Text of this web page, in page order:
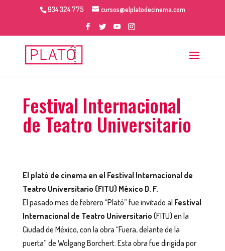
934 324 775 cursos@elplatodecinema.com
Festival Internacional
de Teatro Universitario
El plató de cinema en el Festival Internacional de
Teatro Universitario (FITU) México D. F.
El pasado mes de febrero “Plató” fue invitado al Festival
Internacional de Teatro Universitario (FITU) en la
Ciudad de México, con la obra “Fuera, delante de la
puerta” de Wolgang Borchert. Esta obra fue dirigida por